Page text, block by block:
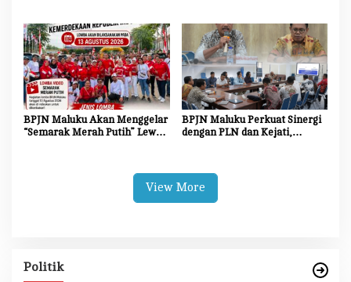
BPJN Maluku Akan Menggelar
“Semarak Merah Putih” Lewat
BPJN Maluku Perkuat Sinergi
dengan PLN dan Kejati,
View More
Politik